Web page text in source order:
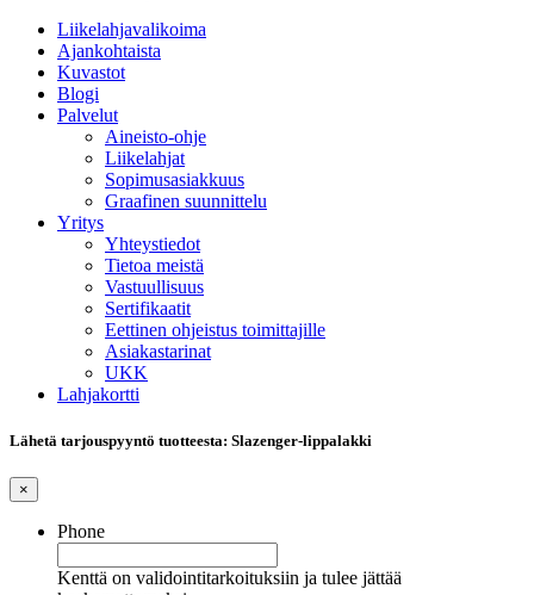
Liikelahjavalikoima
Ajankohtaista
Kuvastot
Blogi
Palvelut
Aineisto-ohje
Liikelahjat
Sopimusasiakkuus
Graafinen suunnittelu
Yritys
Yhteystiedot
Tietoa meistä
Vastuullisuus
Sertifikaatit
Eettinen ohjeistus toimittajille
Asiakastarinat
UKK
Lahjakortti
Lähetä tarjouspyyntö tuotteesta: Slazenger-lippalakki
×
Phone
Kenttä on validointitarkoituksiin ja tulee jättää